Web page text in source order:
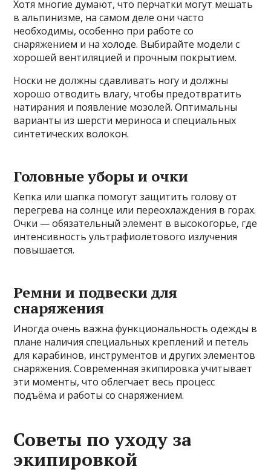
Хотя многие думают, что перчатки могут мешать
в альпинизме, на самом деле они часто
необходимы, особенно при работе со
снаряжением и на холоде. Выбирайте модели с
хорошей вентиляцией и прочным покрытием.
Носки не должны сдавливать ногу и должны
хорошо отводить влагу, чтобы предотвратить
натирания и появление мозолей. Оптимальны
варианты из шерсти мериноса и специальных
синтетических волокон.
Головные уборы и очки
Кепка или шапка помогут защитить голову от
перегрева на солнце или переохлаждения в горах.
Очки — обязательный элемент в высокогорье, где
интенсивность ультрафиолетового излучения
повышается.
Ремни и подвески для
снаряжения
Иногда очень важна функциональность одежды в
плане наличия специальных креплений и петель
для карабинов, инструментов и других элементов
снаряжения. Современная экипировка учитывает
эти моменты, что облегчает весь процесс
подъёма и работы со снаряжением.
Советы по уходу за
экипировкой